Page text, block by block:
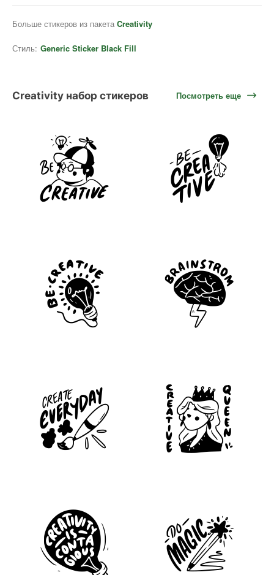
Больше стикеров из пакета Creativity
Стиль: Generic Sticker Black Fill
Creativity набор стикеров Посмотреть еще